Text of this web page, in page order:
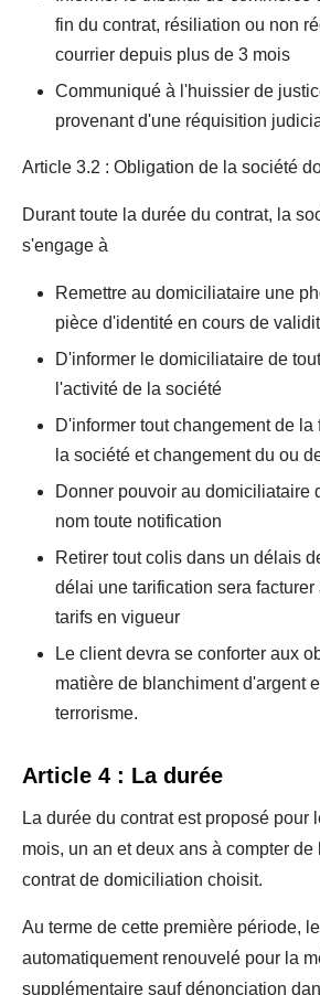
fin du contrat, résiliation ou non
courrier depuis plus de 3 mois
Communiqué à l'huissier de
provenant d'une réquisition
Article 3.2 : Obligation de la société
Durant toute la durée du contrat, la
s'engage à
Remettre au domiciliataire une
pièce d'identité en cours de
D'informer le domiciliataire de
l'activité de la société
D'informer tout changement de
la société et changement du ou
Donner pouvoir au domiciliataire
nom toute notification
Retirer tout colis dans un délais
délai une tarification sera
tarifs en vigueur
Le client devra se conforter aux
matière de blanchiment d'argent
terrorisme.
Article 4 : La durée
La durée du contrat est proposé pour
mois, un an et deux ans à compter de
contrat de domiciliation choisit.
Au terme de cette première période,
automatiquement renouvelé pour la
supplémentaire sauf dénonciation